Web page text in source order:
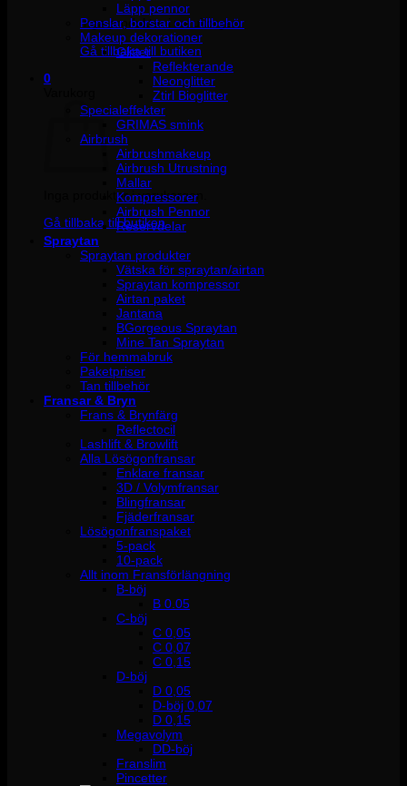
Inga produkter i varukorgen.
Gå tillbaka till butiken
0
Inga produkter i varukorgen.
Gå tillbaka till butiken
Läpp pennor
Penslar, borstar och tillbehör
Makeup dekorationer
Glitter
Reflekterande
Neonglitter
Ztirl Bioglitter
Specialeffekter
GRIMAS smink
Airbrush
Airbrushmakeup
Airbrush Utrustning
Mallar
Kompressorer
Airbrush Pennor
Reservdelar
Spraytan
Spraytan produkter
Vätska för spraytan/airtan
Spraytan kompressor
Airtan paket
Jantana
BGorgeous Spraytan
Mine Tan Spraytan
För hemmabruk
Paketpriser
Tan tillbehör
Fransar & Bryn
Frans & Brynfärg
Reflectocil
Lashlift & Browlift
Alla Lösögonfransar
Enklare fransar
3D / Volymfransar
Blingfransar
Fjäderfransar
Lösögonfranspaket
5-pack
10-pack
Allt inom Fransförlängning
B-böj
B 0.05
C-böj
C 0,05
C 0,07
C 0,15
D-böj
D 0,05
D-böj 0,07
D 0,15
Megavolym
DD-böj
Franslim
Pincetter